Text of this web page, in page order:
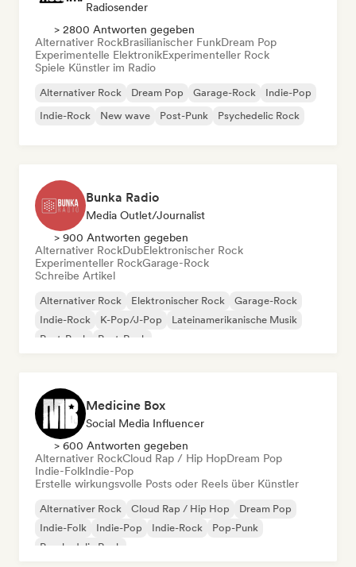
Radiosender
> 2800 Antworten gegeben
Alternativer RockBrasilianischer FunkDream Pop
Experimentelle ElektronikExperimenteller Rock
Spiele Künstler im Radio
Alternativer Rock Dream Pop Garage-Rock
Indie-Pop
Indie-Rock
New wave Post-Punk Psychedelic Rock
Bunka Radio
Media Outlet/Journalist
> 900 Antworten gegeben
Alternativer RockDubElektronischer Rock
Experimenteller RockGarage-Rock
Schreibe Artikel
Alternativer Rock Elektronischer Rock
Garage-Rock
Indie-Rock
K-Pop/J-Pop
Lateinamerikanische Musik
Post-Punk
Post-Rock
Medicine Box
Social Media Influencer
> 600 Antworten gegeben
Alternativer RockCloud Rap / Hip HopDream Pop
Indie-FolkIndie-Pop
Erstelle wirkungsvolle Posts oder Reels über Künstler
Alternativer Rock Cloud Rap / Hip Hop
Dream Pop
Indie-Folk
Indie-Pop Indie-Rock
Pop-Punk
Psychedelic Rock